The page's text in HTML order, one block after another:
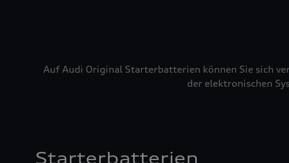
Auf Audi Original Starterbatterien können Sie sich
der elektronischen
Starterbatterien